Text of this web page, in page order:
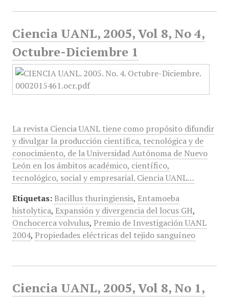
Ciencia UANL, 2005, Vol 8, No 4,
Octubre-Diciembre 1
La revista Ciencia UANL tiene como propósito difundir
y divulgar la producción científica, tecnológica y de
conocimiento, de la Universidad Autónoma de Nuevo
León en los ámbitos académico, científico,
tecnológico, social y empresarial. Ciencia UANL…
Etiquetas: Bacillus thuringiensis, Entamoeba
histolytica, Expansión y divergencia del locus GH,
Onchocerca volvulus, Premio de Investigación UANL
2004, Propiedades eléctricas del tejido sanguíneo
Ciencia UANL, 2005, Vol 8, No 1,